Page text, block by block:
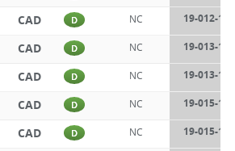
CAD D NC 19-012-17-
CAD D NC 19-013-17-
CAD D NC 19-013-17-
CAD D NC 19-015-17-
CAD D NC 19-015-17-